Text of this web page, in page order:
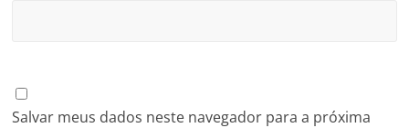
Salvar meus dados neste navegador para a próxima